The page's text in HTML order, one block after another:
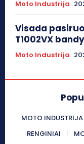
Moto Industrija
Visada
T1002VX
Moto Industrija
MOTO INDUSTRIJA
RENGINIAI